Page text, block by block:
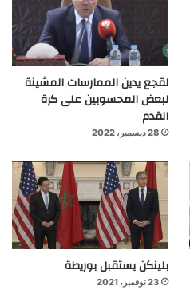
لقجع يدين الممارسات المشينة
لبعض المحسوبين على كرة
القدم
28 ديسمبر، 2022
بلينكن يستقبل بوريطة
23 نوفمبر، 2021